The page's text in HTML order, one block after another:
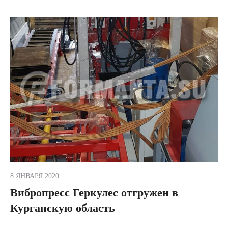
8 ЯНВАРЯ 2020
Вибропресс Геркулес отгружен в
Курганскую область